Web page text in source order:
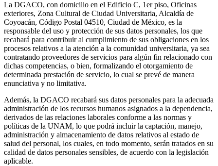
La DGACO, con domicilio en el Edificio C, 1er piso, Oficinas
exteriores, Zona Cultural de Ciudad Universitaria, Alcaldía de
Coyoacán, Código Postal 04510, Ciudad de México, es la
responsable del uso y protección de sus datos personales, los que
recabará para contribuir al cumplimiento de sus obligaciones en los
procesos relativos a la atención a la comunidad universitaria, ya sea
contratando proveedores de servicios para algún fin relacionado con
dichas competencias, o bien, formalizando el otorgamiento de
determinada prestación de servicio, lo cual se prevé de manera
enunciativa y no limitativa.
Además, la DGACO recabará sus datos personales para la adecuada
administración de los recursos humanos asignados a la dependencia,
derivados de las relaciones laborales conforme a las normas y
políticas de la UNAM, lo que podrá incluir la captación, manejo,
administración y almacenamiento de datos relativos al estado de
salud del personal, los cuales, en todo momento, serán tratados en su
calidad de datos personales sensibles, de acuerdo con la legislación
aplicable.